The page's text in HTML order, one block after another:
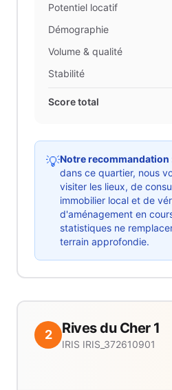
Potentiel locatif
Démographie
Volume & qualité
Stabilité
Score total
💡Notre recommandation
dans ce quartier, nous
visiter les lieux, de
immobilier local et de
d'aménagement en
statistiques ne
terrain approfondie.
2 Rives du Cher 1
IRIS IRIS_372610901